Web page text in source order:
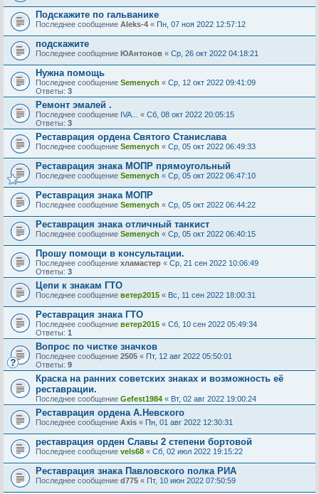
Подскажите по гальванике
Последнее сообщение Aleks-4 « Пн, 07 ноя 2022 12:57:12
подскажите
Последнее сообщение ЮАнтонов « Ср, 26 окт 2022 04:18:21
Нужна помощь
Последнее сообщение Semenych « Ср, 12 окт 2022 09:41:09
Ответы: 3
Ремонт эмалей .
Последнее сообщение IVA... « Сб, 08 окт 2022 20:05:15
Ответы: 3
Реставрация ордена Святого Станислава
Последнее сообщение Semenych « Ср, 05 окт 2022 06:49:33
Реставрация знака МОПР прямоугольный
Последнее сообщение Semenych « Ср, 05 окт 2022 06:47:10
Реставрация знака МОПР
Последнее сообщение Semenych « Ср, 05 окт 2022 06:44:22
Реставрация знака отличный танкист
Последнее сообщение Semenych « Ср, 05 окт 2022 06:40:15
Прошу помощи в консультации.
Последнее сообщение хламастер « Ср, 21 сен 2022 10:06:49
Ответы: 3
Цепи к знакам ГТО
Последнее сообщение ветер2015 « Вс, 11 сен 2022 18:00:31
Реставрация знака ГТО
Последнее сообщение ветер2015 « Сб, 10 сен 2022 05:49:34
Ответы: 1
Вопрос по чистке значков
Последнее сообщение 2505 « Пт, 12 авг 2022 05:50:01
Ответы: 9
Краска на ранних советских знаках и возможность её
реставрации.
Последнее сообщение Gefest1984 « Вт, 02 авг 2022 19:00:24
Реставрация ордена А.Невского
Последнее сообщение Axis « Пн, 01 авг 2022 12:30:31
реставрация орден Славы 2 степени бортовой
Последнее сообщение vels68 « Сб, 02 июл 2022 19:15:22
Реставрация знака Павловского полка РИА
Последнее сообщение d775 « Пт, 10 июн 2022 07:50:59